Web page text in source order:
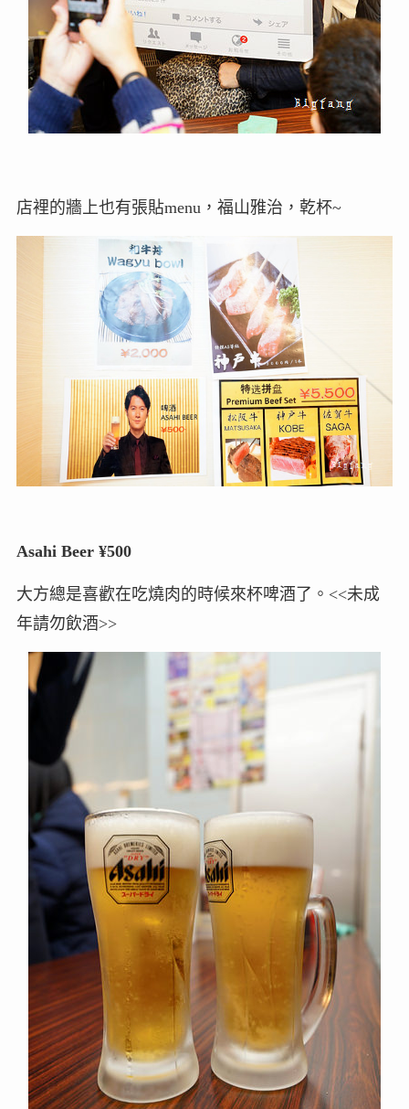
店裡的牆上也有張貼menu，福山雅治，乾杯~
Asahi Beer ¥500
大方總是喜歡在吃燒肉的時候來杯啤酒了。<<未成
年請勿飲酒>>